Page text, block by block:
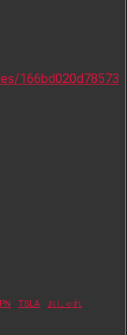
166bd020d78573
TSLA おしゃれ